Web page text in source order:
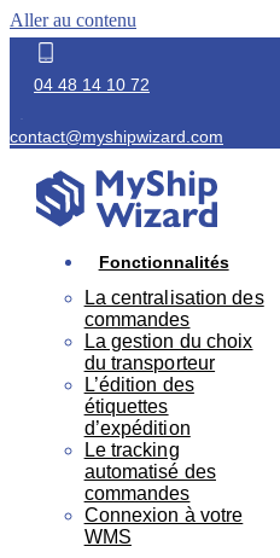
Aller au contenu
04 48 14 10 72
contact@myshipwizard.com
Fonctionnalités
La centralisation des
commandes
La gestion du choix
du transporteur
L’édition des
étiquettes
d’expédition
Le tracking
automatisé des
commandes
Connexion à votre
WMS